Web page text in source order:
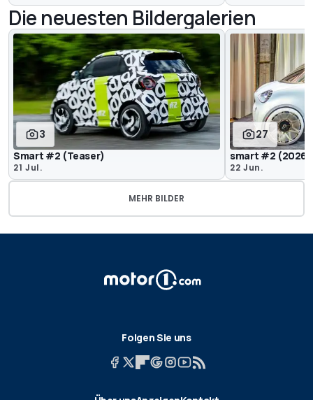
Die neuesten Bildergalerien
3
Smart #2 (Teaser)
21 Jul.
27
smart #2
22 Jun.
MEHR BILDER
Folgen Sie uns